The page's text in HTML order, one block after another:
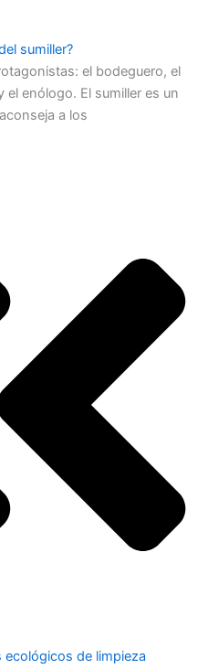
sumiller?
el bodeguero, el
el enólogo. El sumiller es un
a los
de limpieza